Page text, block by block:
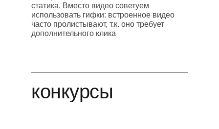
статика. Вместо видео советуем
использовать гифки: встроенное видео
часто пролистывают, т.к. оно требует
дополнительного клика
конкурсы